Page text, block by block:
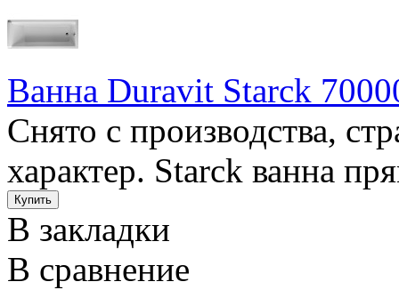
Ванна Duravit Starck
Снято с производства,
характер. Starck ванна
В закладки
В сравнение